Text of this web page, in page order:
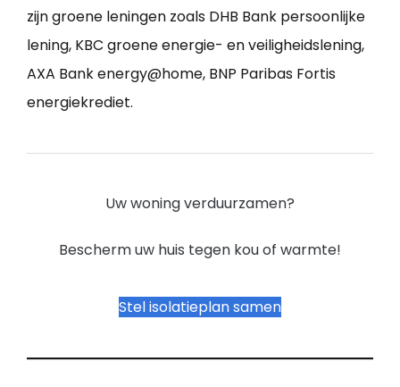
zijn groene leningen zoals DHB Bank persoonlijke
lening, KBC groene energie- en veiligheidslening,
AXA Bank energy@home, BNP Paribas Fortis
energiekrediet.
Uw woning verduurzamen?
Bescherm uw huis tegen kou of warmte!
Stel isolatieplan samen